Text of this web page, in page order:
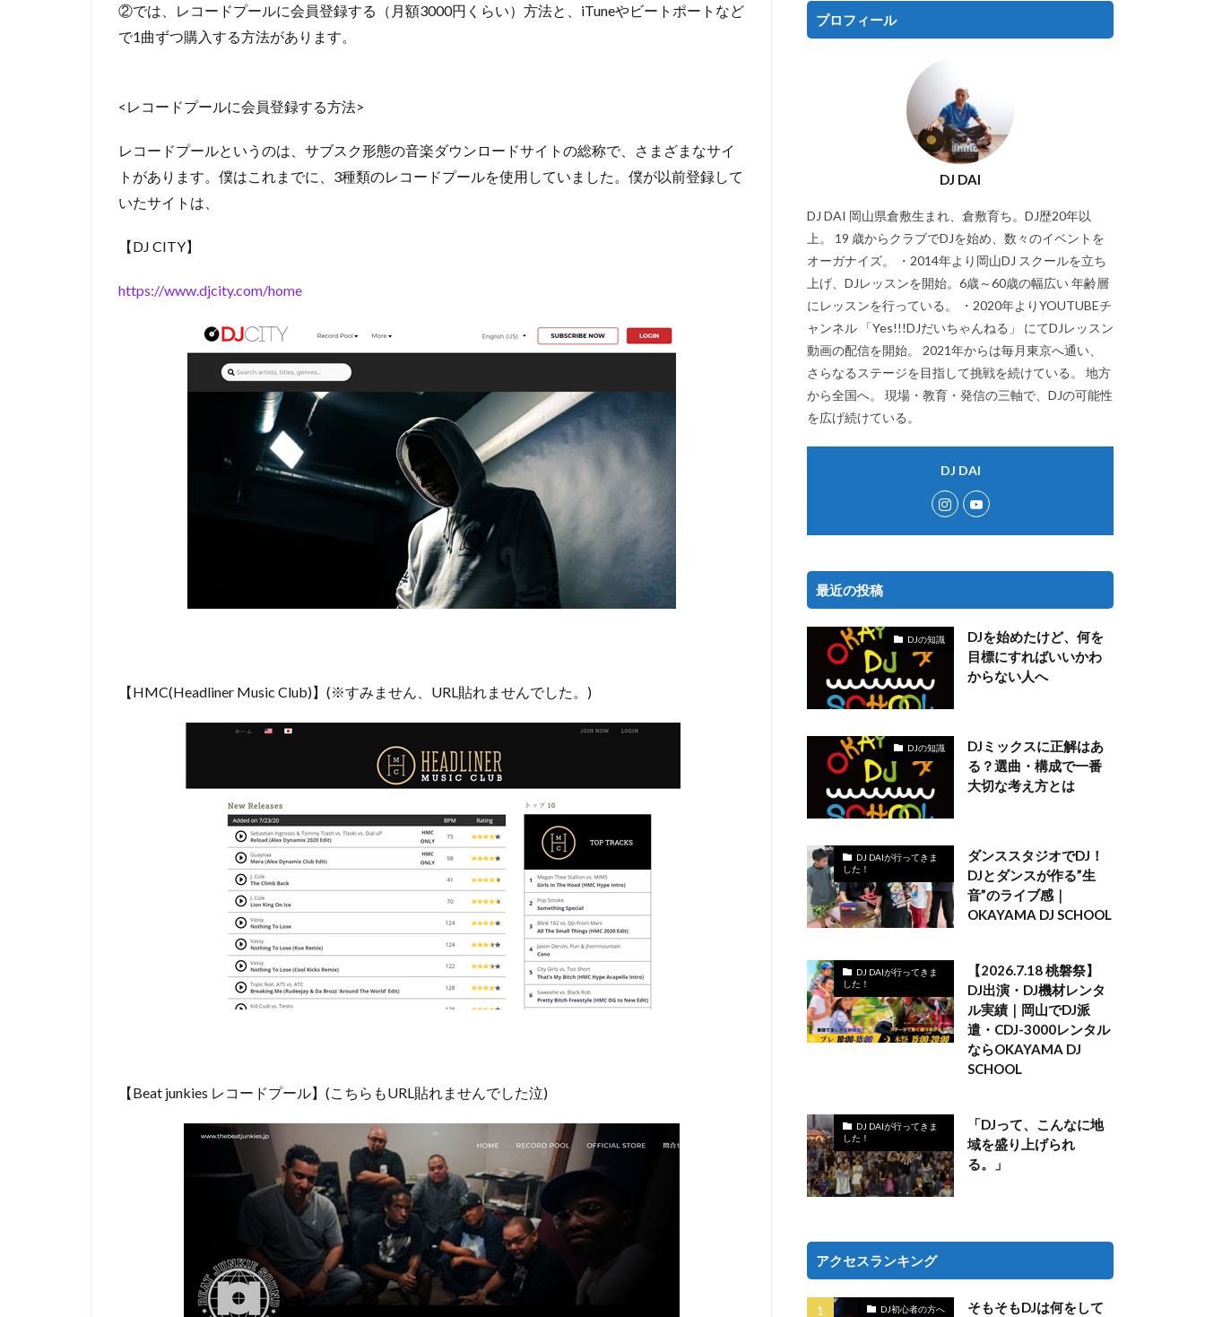
②では、レコードプールに会員登録する（月額3000円くらい）方法と、iTuneやビートポートなど
で1曲ずつ購入する方法があります。
<レコードプールに会員登録する方法>
レコードプールというのは、サブスク形態の音楽ダウンロードサイトの総称で、さまざまなサイ
トがあります。僕はこれまでに、3種類のレコードプールを使用していました。僕が以前登録して
いたサイトは、
【DJ CITY】
https://www.djcity.com/home
【HMC(Headliner Music Club)】(※すみません、URL貼れませんでした。)
【Beat junkies レコードプール】(こちらもURL貼れませんでした泣)
プロフィール
DJ DAI
DJ DAI 岡山県倉敷生まれ、倉敷育ち。DJ歴20年以
上。 19 歳からクラブでDJを始め、数々のイベントを
オーガナイズ。 ・2014年より岡山DJ スクールを立ち
上げ、DJレッスンを開始。6歳～60歳の幅広い 年齢層
にレッスンを行っている。 ・2020年よりYOUTUBEチ
ャンネル 「Yes!!!DJだいちゃんねる」 にてDJレッスン
動画の配信を開始。 2021年からは毎月東京へ通い、
さらなるステージを目指して挑戦を続けている。 地方
から全国へ。 現場・教育・発信の三軸で、DJの可能性
を広げ続けている。
DJ DAI
最近の投稿
DJの知識
DJを始めたけど、何を
目標にすればいいかわ
からない人へ
DJの知識
DJミックスに正解はあ
る？選曲・構成で一番
大切な考え方とは
DJ DAIが行ってきま
した！
ダンススタジオでDJ！
DJとダンスが作る”生
音”のライブ感｜
OKAYAMA DJ SCHOOL
DJ DAIが行ってきま
した！
【2026.7.18 桃磐祭】
DJ出演・DJ機材レンタ
ル実績｜岡山でDJ派
遣・CDJ-3000レンタル
ならOKAYAMA DJ
SCHOOL
DJ DAIが行ってきま
した！
「DJって、こんなに地
域を盛り上げられ
る。」
アクセスランキング
DJ初心者の方へ
そもそもDJは何をして